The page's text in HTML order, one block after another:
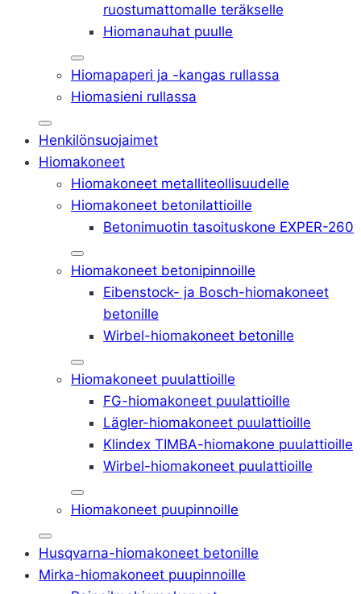
ruostumattomalle teräkselle
Hiomanauhat puulle
Hiomapaperi ja -kangas rullassa
Hiomasieni rullassa
Henkilönsuojaimet
Hiomakoneet
Hiomakoneet metalliteollisuudelle
Hiomakoneet betonilattioille
Betonimuotin tasoituskone EXPER-260
Hiomakoneet betonipinnoille
Eibenstock- ja Bosch-hiomakoneet
betonille
Wirbel-hiomakoneet betonille
Hiomakoneet puulattioille
FG-hiomakoneet puulattioille
Lägler-hiomakoneet puulattioille
Klindex TIMBA-hiomakone puulattioille
Wirbel-hiomakoneet puulattioille
Hiomakoneet puupinnoille
Husqvarna-hiomakoneet betonille
Mirka-hiomakoneet puupinnoille